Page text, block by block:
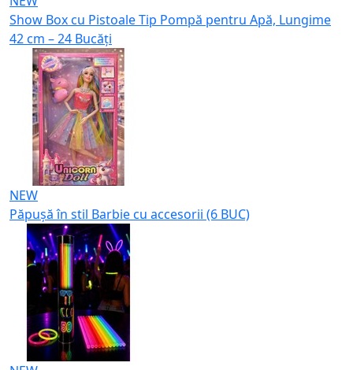
Show Box cu Pistoale Tip Pompă pentru Apă, Lungime
42 cm – 24 Bucăți
NEW
Păpușă în stil Barbie cu accesorii (6 BUC)